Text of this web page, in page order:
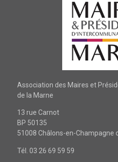
Association des Maires et
de la Marne
13 rue Carnot
BP 50135
51008 Châlons-en-Champagne
Tél. 03 26 69 59 59